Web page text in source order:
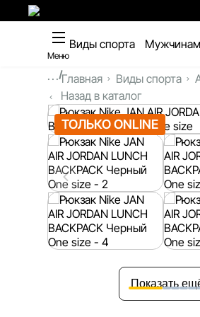
Меню
Виды спорта Мужчинам
...Главная Виды спорта
Назад в каталог
ТОЛЬКО ONLINE
Показать